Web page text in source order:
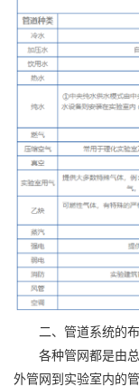
二、管道系统的布
各种管网都是由总
外管网到实验室内的